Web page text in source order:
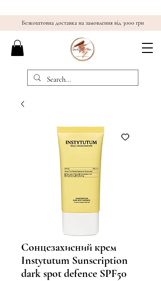
Безкоштовна доставка на замовлення від 3000 грн
Сонцезахисний крем
Instytutum Sunscription
dark spot defence SPF50